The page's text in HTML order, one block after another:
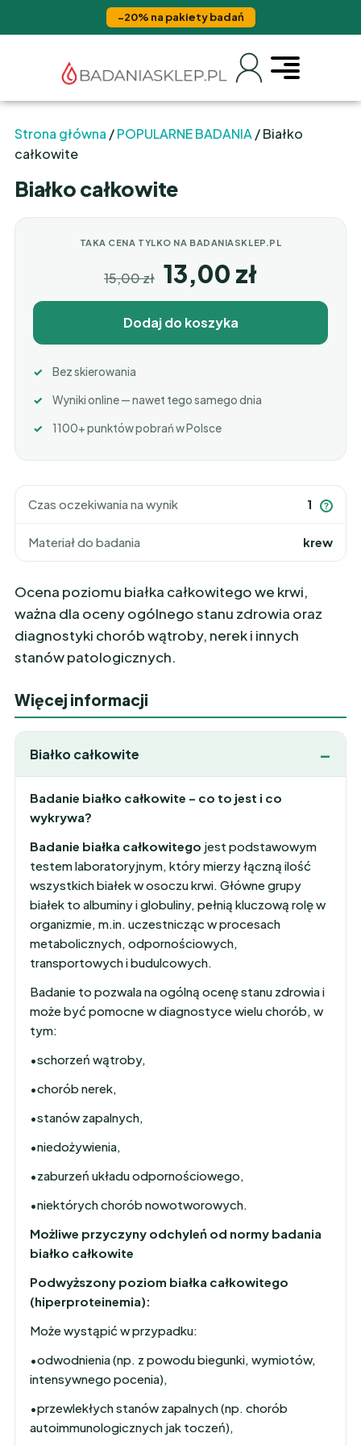
−20% na pakiety badań
Strona główna /POPULARNE BADANIA / Białko
całkowite
Białko całkowite
Czas oczekiwania na wynik 1 ?
Materiał do badania krew
Ocena poziomu białka całkowitego we krwi,
ważna dla oceny ogólnego stanu zdrowia oraz
diagnostyki chorób wątroby, nerek i innych
stanów patologicznych.
Więcej informacji
Białko całkowite
Badanie białko całkowite – co to jest i co
wykrywa?
Badanie białka całkowitego jest podstawowym
testem laboratoryjnym, który mierzy łączną ilość
wszystkich białek w osoczu krwi. Główne grupy
białek to albuminy i globuliny, pełnią kluczową rolę w
organizmie, m.in. uczestnicząc w procesach
metabolicznych, odpornościowych,
transportowych i budulcowych.
Badanie to pozwala na ogólną ocenę stanu zdrowia i
może być pomocne w diagnostyce wielu chorób, w
tym:
•schorzeń wątroby,
•chorób nerek,
•stanów zapalnych,
•niedożywienia,
•zaburzeń układu odpornościowego,
•niektórych chorób nowotworowych.
Możliwe przyczyny odchyleń od normy badania
białko całkowite
Podwyższony poziom białka całkowitego
(hiperproteinemia):
Może wystąpić w przypadku:
•odwodnienia (np. z powodu biegunki, wymiotów,
intensywnego pocenia),
•przewlekłych stanów zapalnych (np. chorób
autoimmunologicznych jak toczeń),
TAKA CENA TYLKO NA BADANIASKLEP.PL
15,00zł 13,00 zł
Dodaj do koszyka
Bez skierowania
Wyniki online — nawet tego samego dnia
1100+ punktów pobrań w Polsce